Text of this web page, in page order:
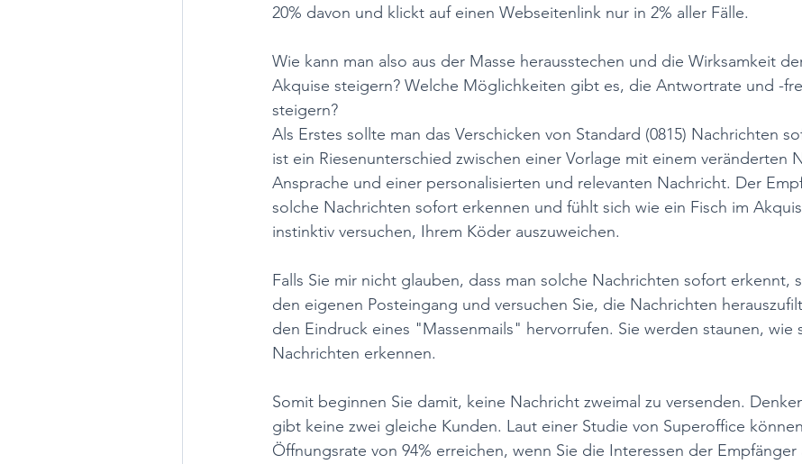
20% davon und klickt auf einen Webseitenlink nur in 2% aller Fälle.
Wie kann man also aus der Masse herausstechen und die Wirksamkeit
Akquise steigern? Welche Möglichkeiten gibt es, die Antwortrate und -
steigern?
Als Erstes sollte man das Verschicken von Standard (0815) Nachrichten
ist ein Riesenunterschied zwischen einer Vorlage mit einem veränderten
Ansprache und einer personalisierten und relevanten Nachricht. Der
solche Nachrichten sofort erkennen und fühlt sich wie ein Fisch im
instinktiv versuchen, Ihrem Köder auszuweichen.
Falls Sie mir nicht glauben, dass man solche Nachrichten sofort erkennt,
den eigenen Posteingang und versuchen Sie, die Nachrichten
den Eindruck eines "Massenmails" hervorrufen. Sie werden staunen, wie
Nachrichten erkennen.
Somit beginnen Sie damit, keine Nachricht zweimal zu versenden.
gibt keine zwei gleiche Kunden. Laut einer Studie von Superoffice
Öffnungsrate von 94% erreichen, wenn Sie die Interessen der